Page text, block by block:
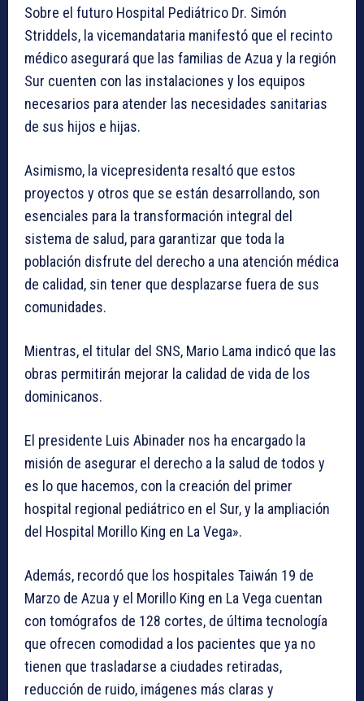
Sobre el futuro Hospital Pediátrico Dr. Simón
Striddels, la vicemandataria manifestó que el recinto
médico asegurará que las familias de Azua y la región
Sur cuenten con las instalaciones y los equipos
necesarios para atender las necesidades sanitarias
de sus hijos e hijas.
Asimismo, la vicepresidenta resaltó que estos
proyectos y otros que se están desarrollando, son
esenciales para la transformación integral del
sistema de salud, para garantizar que toda la
población disfrute del derecho a una atención médica
de calidad, sin tener que desplazarse fuera de sus
comunidades.
Mientras, el titular del SNS, Mario Lama indicó que las
obras permitirán mejorar la calidad de vida de los
dominicanos.
El presidente Luis Abinader nos ha encargado la
misión de asegurar el derecho a la salud de todos y
es lo que hacemos, con la creación del primer
hospital regional pediátrico en el Sur, y la ampliación
del Hospital Morillo King en La Vega».
Además, recordó que los hospitales Taiwán 19 de
Marzo de Azua y el Morillo King en La Vega cuentan
con tomógrafos de 128 cortes, de última tecnología
que ofrecen comodidad a los pacientes que ya no
tienen que trasladarse a ciudades retiradas,
reducción de ruido, imágenes más claras y